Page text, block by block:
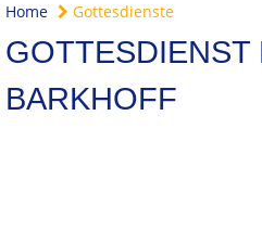
Home Gottesdienste
GOTTESDIENST
BARKHOFF